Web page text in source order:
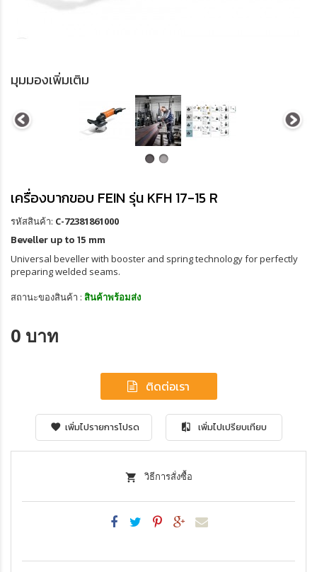
มุมมองเพิ่มเติม
เครื่องบากขอบ FEIN รุ่น KFH 17-15 R
รหัสสินค้า: C-72381861000
Beveller up to 15 mm
Universal beveller with booster and spring technology for perfectly
preparing welded seams.
สถานะของสินค้า : สินค้าพร้อมส่ง
0 บาท
ติดต่อเรา
เพิ่มไปรายการโปรด เพิ่มไปเปรียบเทียบ
วิธีการสั่งซื้อ